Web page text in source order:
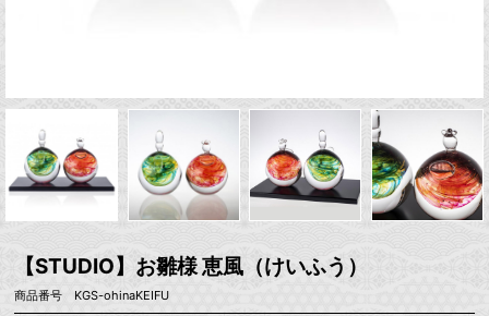
【STUDIO】お雛様 恵風（けいふう）
商品番号 KGS-ohinaKEIFU